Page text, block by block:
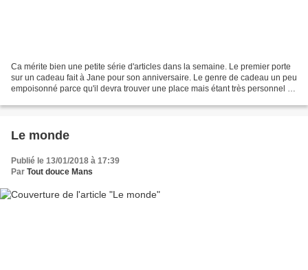
Ca mérite bien une petite série d'articles dans la semaine. Le premier porte
sur un cadeau fait à Jane pour son anniversaire. Le genre de cadeau un peu
empoisonné parce qu'il devra trouver une place mais étant très personnel il
Le monde
Publié le 13/01/2018 à 17:39
Par Tout douce Mans